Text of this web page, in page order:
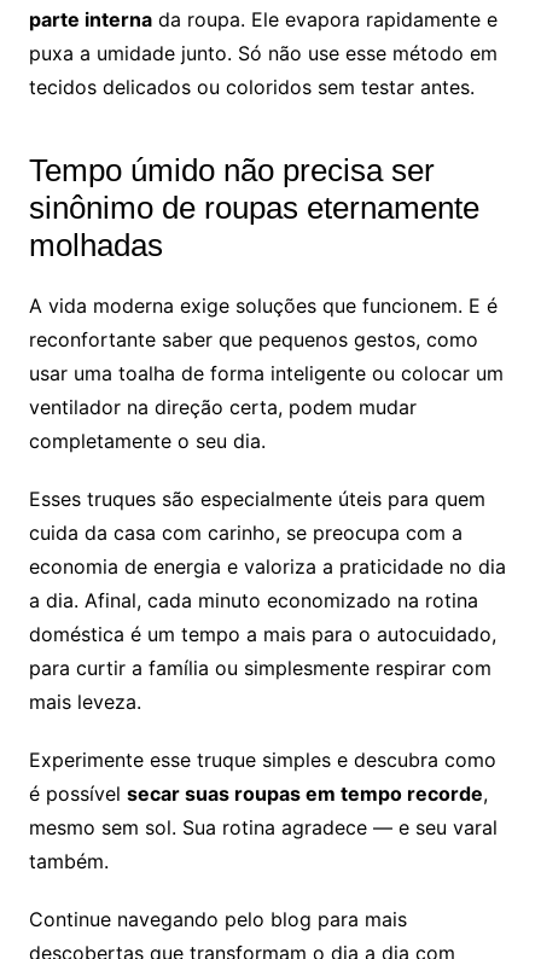
parte internada roupa. Ele evapora rapidamente e
puxa a umidade junto. Só não use esse método em
tecidos delicados ou coloridos sem testar antes.
Tempo úmido não precisa ser
sinônimo de roupas eternamente
molhadas
A vida moderna exige soluções que funcionem. E é
reconfortante saber que pequenos gestos, como
usar uma toalha de forma inteligente ou colocar um
ventilador na direção certa, podem mudar
completamente o seu dia.
Esses truques são especialmente úteis para quem
cuida da casa com carinho, se preocupa com a
economia de energia e valoriza a praticidade no dia
a dia. Afinal, cada minuto economizado na rotina
doméstica é um tempo a mais para o autocuidado,
para curtir a família ou simplesmente respirar com
mais leveza.
Experimente esse truque simples e descubra como
é possível secar suas roupas em tempo recorde,
mesmo sem sol. Sua rotina agradece — e seu varal
também.
Continue navegando pelo blog para mais
descobertas que transformam o dia a dia com